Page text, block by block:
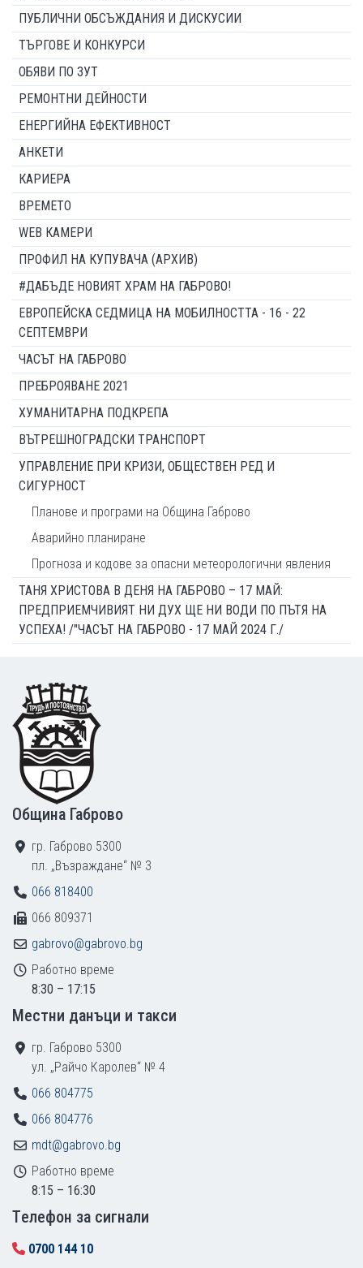
ПУБЛИЧНИ ОБСЪЖДАНИЯ И ДИСКУСИИ
ТЪРГОВЕ И КОНКУРСИ
ОБЯВИ ПО ЗУТ
РЕМОНТНИ ДЕЙНОСТИ
ЕНЕРГИЙНА ЕФЕКТИВНОСТ
АНКЕТИ
КАРИЕРА
ВРЕМЕТО
WEB КАМЕРИ
ПРОФИЛ НА КУПУВАЧА (АРХИВ)
#ДАБЪДЕ НОВИЯТ ХРАМ НА ГАБРОВО!
ЕВРОПЕЙСКА СЕДМИЦА НА МОБИЛНОСТТА - 16 - 22
СЕПТЕМВРИ
ЧАСЪТ НА ГАБРОВО
ПРЕБРОЯВАНЕ 2021
ХУМАНИТАРНА ПОДКРЕПА
ВЪТРЕШНОГРАДСКИ ТРАНСПОРТ
УПРАВЛЕНИЕ ПРИ КРИЗИ, ОБЩЕСТВЕН РЕД И
СИГУРНОСТ
Планове и програми на Община Габрово
Аварийно планиране
Прогноза и кодове за опасни метеорологични явления
ТАНЯ ХРИСТОВА В ДЕНЯ НА ГАБРОВО – 17 МАЙ:
ПРЕДПРИЕМЧИВИЯТ НИ ДУХ ЩЕ НИ ВОДИ ПО ПЪТЯ НА
УСПЕХА! /"ЧАСЪТ НА ГАБРОВО - 17 МАЙ 2024 Г./
Footer
Община Габрово
гр. Габрово 5300
пл. „Възраждане“ № 3
066 818400
066 809371
gabrovo@gabrovo.bg
Работно време
8:30 – 17:15
Местни данъци и такси
гр. Габрово 5300
ул. „Райчо Каролев“ № 4
066 804775
066 804776
mdt@gabrovo.bg
Работно време
8:15 – 16:30
Tелефон за сигнали
0700 144 10